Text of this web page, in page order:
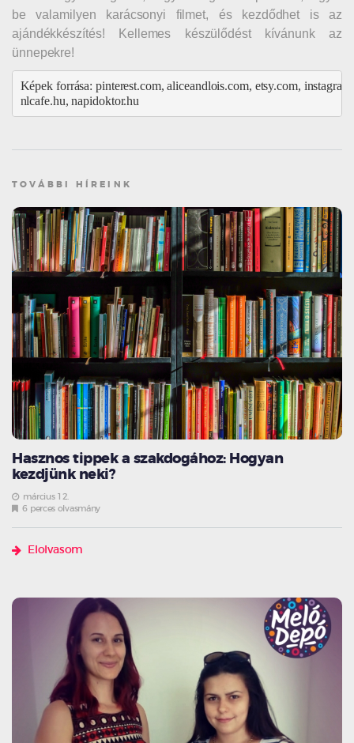
be valamilyen karácsonyi filmet, és kezdődhet is az
ajándékkészítés! Kellemes készülődést kívánunk az
ünnepekre!
Képek forrása: pinterest.com, aliceandlois.com, etsy.com,
nlcafe.hu, napidoktor.hu
TOVÁBBI HÍREINK
Hasznos tippek a szakdogához: Hogyan
kezdjünk neki?
március 12.
6 perces olvasmány
Elolvasom